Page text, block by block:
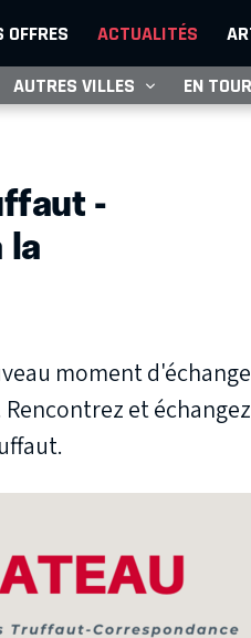
OFFRES ACTUALITÉS
AUTRES VILLES EN
-
la
moment d'échange
et échangez